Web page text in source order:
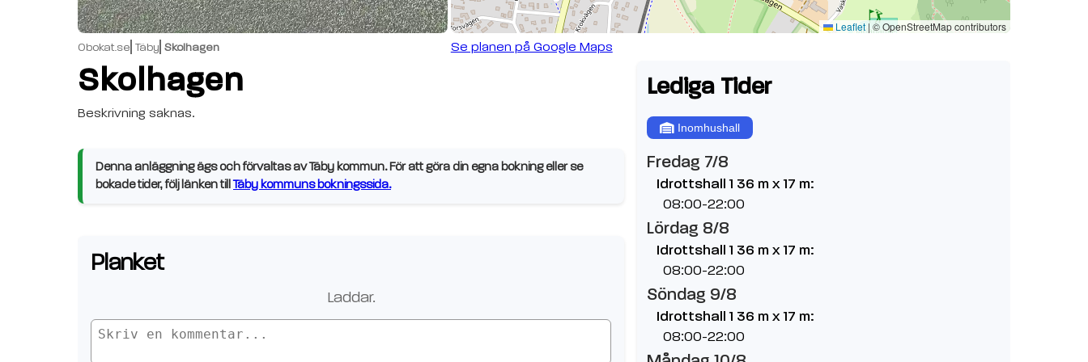
Leaflet |© OpenStreetMap contributors
Obokat.se Täby Skolhagen Se planen på Google Maps
Skolhagen
Beskrivning saknas.
Denna anläggning ägs och förvaltas av Täby kommun. För att göra din egna bokning eller se
bokade tider, följ länken tillTäby kommuns bokningssida.
Lediga Tider
Inomhushall
Fredag 7/8
Idrottshall 1 36 m x 17 m:
08:00-22:00
Lördag 8/8
Idrottshall 1 36 m x 17 m:
08:00-22:00
Söndag 9/8
Idrottshall 1 36 m x 17 m:
08:00-22:00
Planket
Laddar.